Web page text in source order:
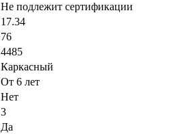
Не подлежит сертификации
17.34
76
4485
Каркасный
От 6 лет
Нет
3
Да